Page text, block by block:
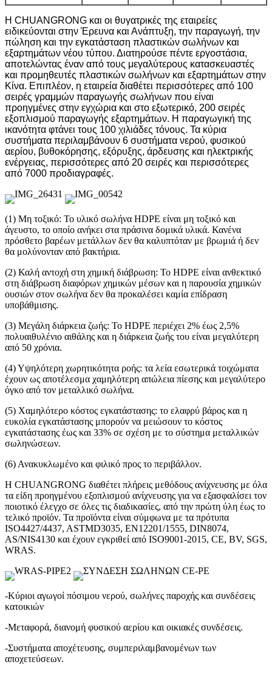
Η CHUANGRONG και οι θυγατρικές της εταιρείες
ειδικεύονται στην Έρευνα και Ανάπτυξη, την παραγωγή, την
πώληση και την εγκατάσταση πλαστικών σωλήνων και
εξαρτημάτων νέου τύπου. Διατηρούσε πέντε εργοστάσια,
αποτελώντας έναν από τους μεγαλύτερους κατασκευαστές
και προμηθευτές πλαστικών σωλήνων και εξαρτημάτων στην
Κίνα. Επιπλέον, η εταιρεία διαθέτει περισσότερες από 100
σειρές γραμμών παραγωγής σωλήνων που είναι
προηγμένες στην εγχώρια και στο εξωτερικό, 200 σειρές
εξοπλισμού παραγωγής εξαρτημάτων. Η παραγωγική της
ικανότητα φτάνει τους 100 χιλιάδες τόνους. Τα κύρια
συστήματα περιλαμβάνουν 6 συστήματα νερού, φυσικού
αερίου, βυθοκόρησης, εξόρυξης, άρδευσης και ηλεκτρικής
ενέργειας, περισσότερες από 20 σειρές και περισσότερες
από 7000 προδιαγραφές.
(1) Μη τοξικό: Το υλικό σωλήνα HDPE είναι μη τοξικό και
άγευστο, το οποίο ανήκει στα πράσινα δομικά υλικά. Κανένα
πρόσθετο βαρέων μετάλλων δεν θα καλυπτόταν με βρωμιά ή δεν
θα μολύνονταν από βακτήρια.
(2) Καλή αντοχή στη χημική διάβρωση: Το HDPE είναι ανθεκτικό
στη διάβρωση διαφόρων χημικών μέσων και η παρουσία χημικών
ουσιών στον σωλήνα δεν θα προκαλέσει καμία επίδραση
υποβάθμισης.
(3) Μεγάλη διάρκεια ζωής: Το HDPE περιέχει 2% έως 2,5%
πολυαιθυλένιο αιθάλης και η διάρκεια ζωής του είναι μεγαλύτερη
από 50 χρόνια.
(4) Υψηλότερη χωρητικότητα ροής: τα λεία εσωτερικά τοιχώματα
έχουν ως αποτέλεσμα χαμηλότερη απώλεια πίεσης και μεγαλύτερο
όγκο από τον μεταλλικό σωλήνα.
(5) Χαμηλότερο κόστος εγκατάστασης: το ελαφρύ βάρος και η
ευκολία εγκατάστασης μπορούν να μειώσουν το κόστος
εγκατάστασης έως και 33% σε σχέση με το σύστημα μεταλλικών
σωληνώσεων.
(6) Ανακυκλωμένο και φιλικό προς το περιβάλλον.
Η CHUANGRONG διαθέτει πλήρεις μεθόδους ανίχνευσης με όλα
τα είδη προηγμένου εξοπλισμού ανίχνευσης για να εξασφαλίσει τον
ποιοτικό έλεγχο σε όλες τις διαδικασίες, από την πρώτη ύλη έως το
τελικό προϊόν. Τα προϊόντα είναι σύμφωνα με τα πρότυπα
ISO4427/4437, ASTMD3035, EN12201/1555, DIN8074,
AS/NIS4130 και έχουν εγκριθεί από ISO9001-2015, CE, BV, SGS,
WRAS.
-Κύριοι αγωγοί πόσιμου νερού, σωλήνες παροχής και συνδέσεις
κατοικιών
-Μεταφορά, διανομή φυσικού αερίου και οικιακές συνδέσεις.
-Συστήματα αποχέτευσης, συμπεριλαμβανομένων των
αποχετεύσεων.